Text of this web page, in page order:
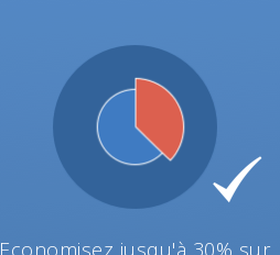
Economisez jusqu'à 30% sur